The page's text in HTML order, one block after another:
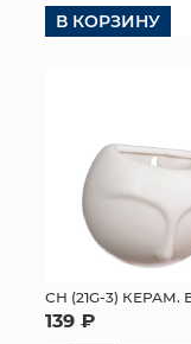
В КОРЗИНУ
СН (21G-3) КЕРАМ.
139 ₽